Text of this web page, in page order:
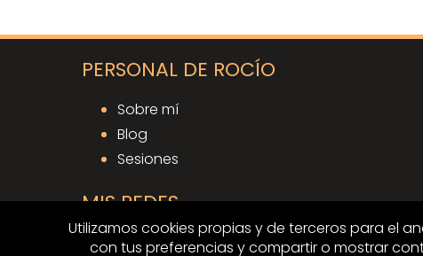
PERSONAL DE ROCÍO
Sobre mí
Blog
Sesiones
MIS REDES
Facebook
Utilizamos cookies propias y de terceros para el
con tus preferencias y compartir o mostrar